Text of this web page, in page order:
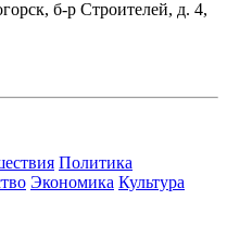
б-р Строителей, д. 4,
Политика
Экономика Культура